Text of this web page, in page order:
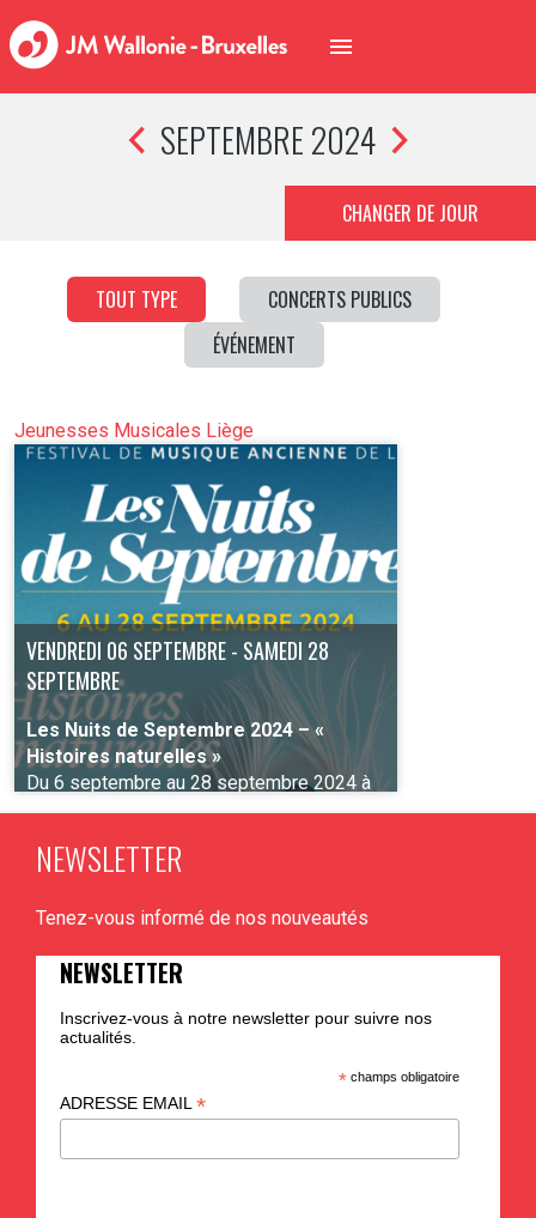
SEPTEMBRE 2024
CHANGER DE JOUR
TOUT TYPE
CONCERTS PUBLICS
ÉVÉNEMENT
Jeunesses Musicales Liège
VENDREDI 06 SEPTEMBRE - SAMEDI 28
SEPTEMBRE
Les Nuits de Septembre 2024 – «
Histoires naturelles »
Du 6 septembre au 28 septembre 2024 à
Liège
PLUS D'INFO
NEWSLETTER
Tenez-vous informé de nos nouveautés
NEWSLETTER
Inscrivez-vous à notre newsletter pour suivre nos
actualités.
* champs obligatoire
ADRESSE EMAIL *